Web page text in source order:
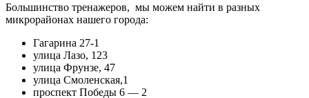
Большинство тренажеров, мы можем найти в разных
микрорайонах нашего города:
Гагарина 27-1
улица Лазо, 123
улица Фрунзе, 47
улица Смоленская,1
проспект Победы 6 — 2